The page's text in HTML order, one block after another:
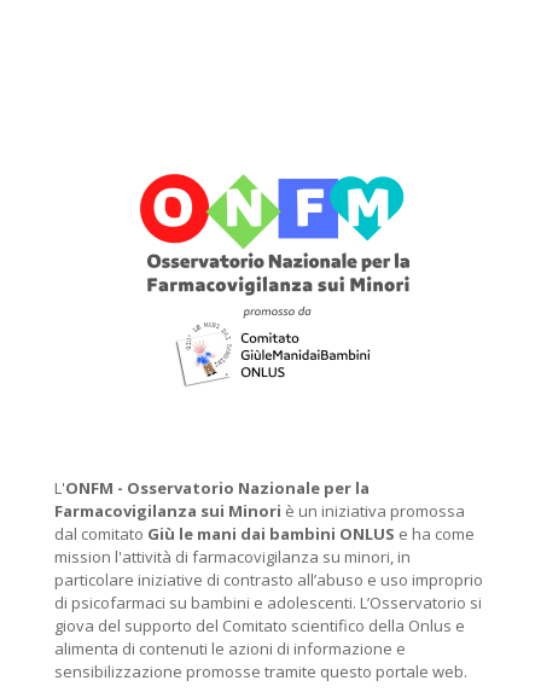
L'ONFM - Osservatorio Nazionale per la
Farmacovigilanza sui Minori è un iniziativa promossa
dal comitato Giù le mani dai bambini ONLUS e ha come
mission l'attività di farmacovigilanza su minori, in
particolare iniziative di contrasto all’abuso e uso improprio
di psicofarmaci su bambini e adolescenti. L’Osservatorio si
giova del supporto del Comitato scientifico della Onlus e
alimenta di contenuti le azioni di informazione e
sensibilizzazione promosse tramite questo portale web.